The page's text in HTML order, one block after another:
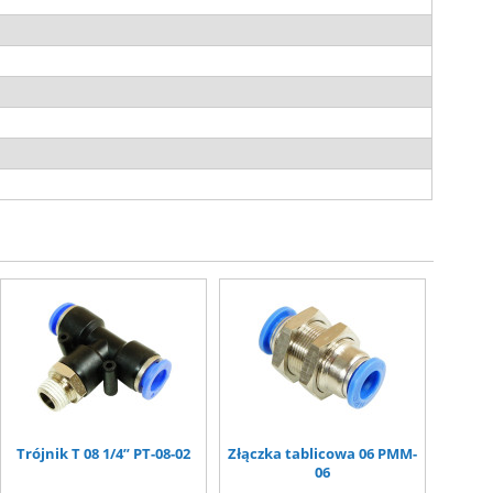
Trójnik T 08 1/4” PT-08-02
Złączka tablicowa 06 PMM-
06